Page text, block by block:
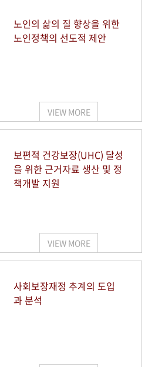
노인의 삶의 질 향상을 위한
노인정책의 선도적 제안
VIEW MORE
보편적 건강보장(UHC) 달성
을 위한 근거자료 생산 및 정
책개발 지원
VIEW MORE
사회보장재정 추계의 도입
과 분석